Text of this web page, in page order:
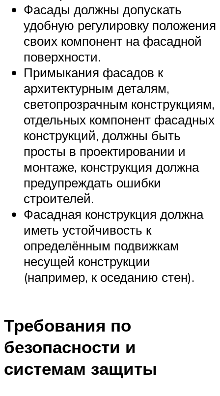
Фасады должны допускать
удобную регулировку положения
своих компонент на фасадной
поверхности.
Примыкания фасадов к
архитектурным деталям,
светопрозрачным конструкциям,
отдельных компонент фасадных
конструкций, должны быть
просты в проектировании и
монтаже, конструкция должна
предупреждать ошибки
строителей.
Фасадная конструкция должна
иметь устойчивость к
определённым подвижкам
несущей конструкции
(например, к оседанию стен).
Требования по
безопасности и
системам защиты